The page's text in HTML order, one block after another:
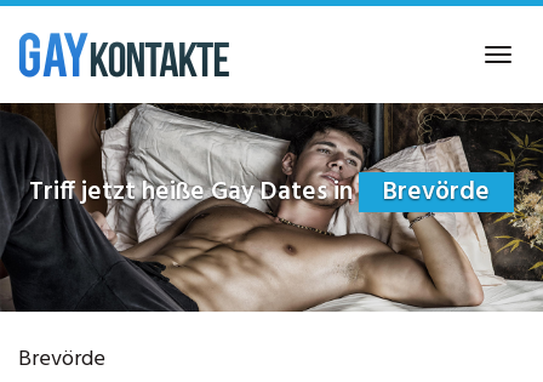
Skip
main
content
Triff jetzt heiße Gay Dates in Brevörde
Brevörde